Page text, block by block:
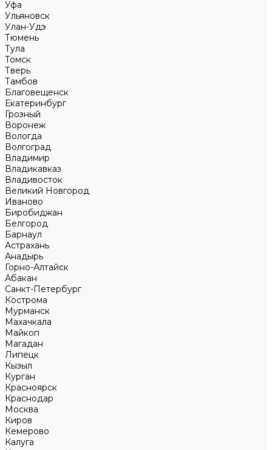
Уфа
Ульяновск
Улан-Удэ
Тюмень
Тула
Томск
Тверь
Тамбов
Благовещенск
Екатеринбург
Грозный
Воронеж
Вологда
Волгоград
Владимир
Владикавказ
Владивосток
Великий Новгород
Иваново
Биробиджан
Белгород
Барнаул
Астрахань
Анадырь
Горно-Алтайск
Абакан
Санкт-Петербург
Кострома
Мурманск
Махачкала
Майкоп
Магадан
Липецк
Кызыл
Курган
Красноярск
Краснодар
Москва
Киров
Кемерово
Калуга